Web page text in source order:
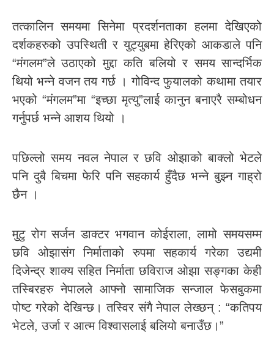
तत्कालिन समयमा सिनेमा प्रदर्शनताका हलमा देखिएको
दर्शकहरुको उपस्थिती र युट्युबमा हेरिएको आकडाले पनि
“मंगलम”ले उठाएको मुद्दा कति बलियो र समय सान्दर्भिक
थियो भन्ने वजन तय गर्छ । गोविन्द फुयालको कथामा तयार
भएको “मंगलम”मा “इच्छा मृत्यु”लाई कानुन बनाएरै सम्बोधन
गर्नुपर्छ भन्ने आशय थियो ।
पछिल्लो समय नवल नेपाल र छवि ओझाको बाक्लो भेटले
पनि दुबै बिचमा फेरि पनि सहकार्य हुँदैछ भन्ने बुझ्न गाह्रो
छैन ।
मुटु रोग सर्जन डाक्टर भगवान कोईराला, लामो समयसम्म
छवि ओझासंग निर्माताको रुपमा सहकार्य गरेका उद्यमी
दिजेन्द्र शाक्य सहित निर्माता छविराज ओझा सङ्गका केही
तस्बिरहरु नेपालले आफ्नो सामाजिक सन्जाल फेसबुकमा
पोष्ट गरेको देखिन्छ। तस्विर संगै नेपाल लेख्छन् : “कतिपय
भेटले, उर्जा र आत्म विश्वासलाई बलियो बनाउँछ।”